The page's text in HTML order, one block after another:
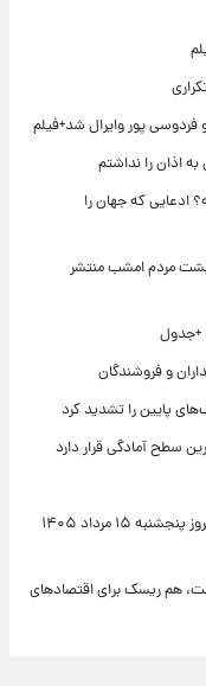
فردوسی پور وایرال شد+فیلم
اذان را نداشتم
انسان در دستان یک نوجوان ۱۵ ساله؟ ادعایی که جهان را
مردم امشب منتشر
و فروشندگان
پایین را تشدید کرد
سطح آمادگی قرار دارد
تغییر تند قیمت محصولات ایران‌خودرو و سایپا امروز پنجشنبه ۱۵ مرداد ۱۴۰۵
هم ریسک برای اقتصادهای